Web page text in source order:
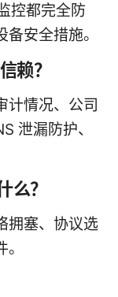
控都完全防
安全措施。
赖？
计情况、公司
泄漏防护、
么？
拥塞、协议选